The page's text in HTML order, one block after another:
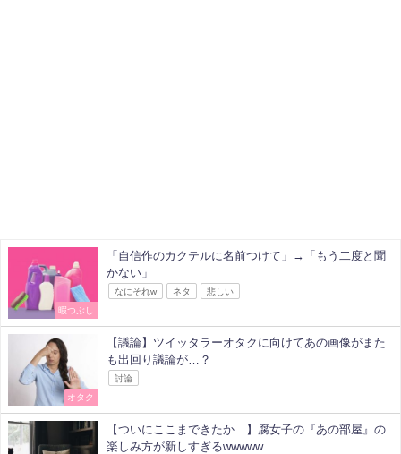
暇つぶし
「自信作のカクテルに名前つけて」→「もう二度と聞
かない」
なにそれw ネタ 悲しい
オタク
【議論】ツイッタラーオタクに向けてあの画像がまた
も出回り議論が…？
討論
【ついにここまできたか…】腐女子の『あの部屋』の
楽しみ方が新しすぎるwwwww